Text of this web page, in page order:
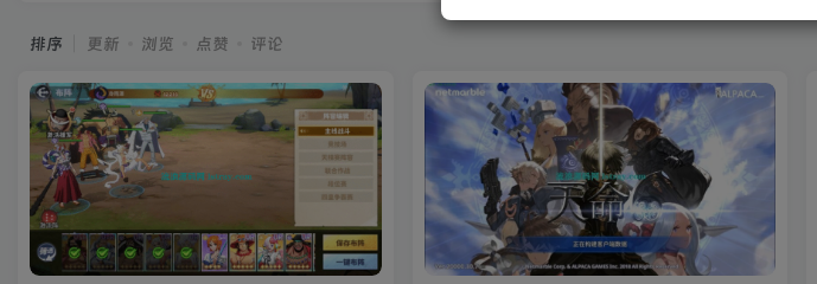
排序 更新 浏览 点赞 评论